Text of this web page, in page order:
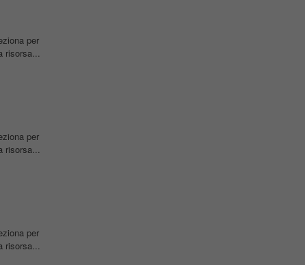
per
risorsa...
per
risorsa...
per
risorsa...